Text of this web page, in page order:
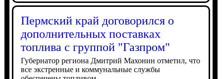
Пермский край договорился о
дополнительных поставках
топлива с группой "Газпром"
Губернатор региона Дмитрий Махонин отметил, что
все экстренные и коммунальные службы